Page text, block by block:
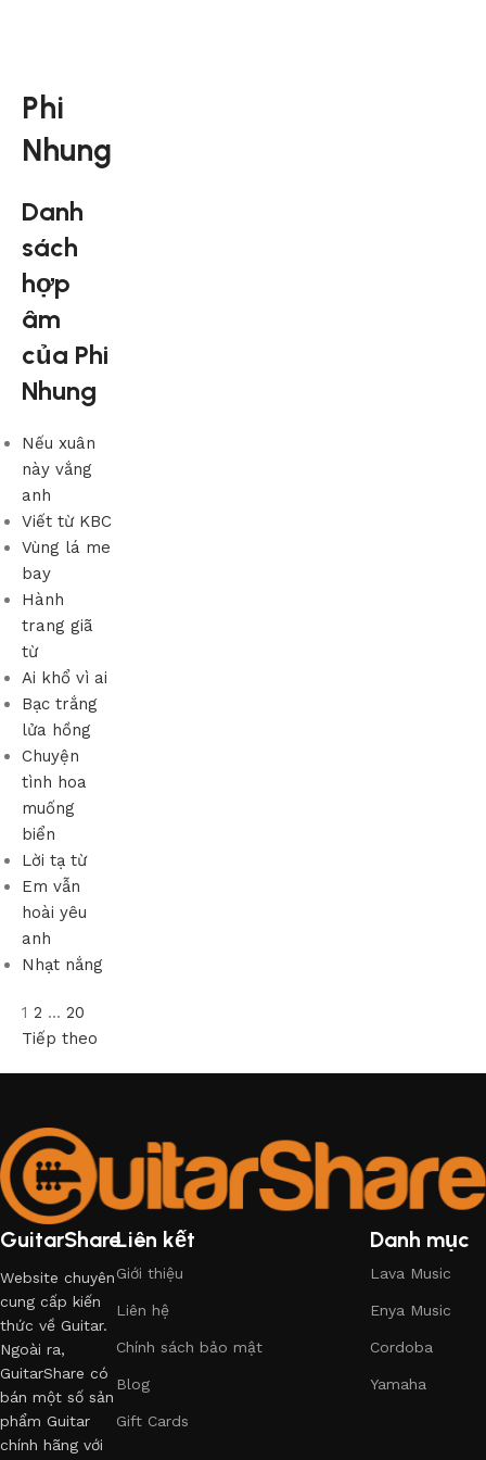
Phi
Nhung
Danh
sách
hợp
âm
của Phi
Nhung
Nếu xuân
này vắng
anh
Viết từ KBC
Vùng lá me
bay
Hành
trang giã
từ
Ai khổ vì ai
Bạc trắng
lửa hồng
Chuyện
tình hoa
muống
biển
Lời tạ từ
Em vẫn
hoài yêu
anh
Nhạt nắng
1 2 … 20
Tiếp theo
GuitarShare
Website chuyên
cung cấp kiến
thức về Guitar.
Ngoài ra,
GuitarShare có
bán một số sản
phẩm Guitar
chính hãng với
Liên kết
Giới thiệu
Liên hệ
Chính sách bảo mật
Blog
Gift Cards
Danh mục
Lava Music
Enya Music
Cordoba
Yamaha